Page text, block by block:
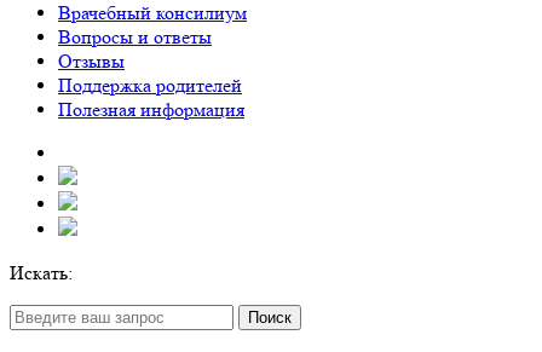
Врачебный консилиум
Вопросы и ответы
Отзывы
Поддержка родителей
Полезная информация
Искать:
Поиск